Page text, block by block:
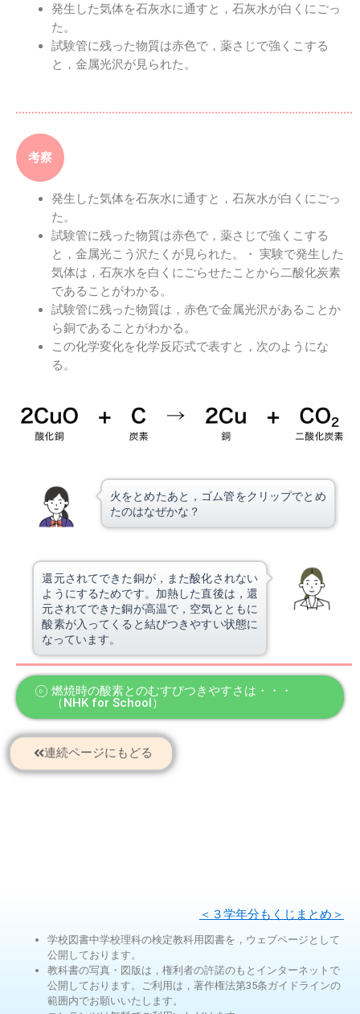
発生した気体を石灰水に通すと，石灰水が白くにごっ
た。
試験管に残った物質は赤色で，薬さじで強くこする
と，金属光沢が見られた。
考察
発生した気体を石灰水に通すと，石灰水が白くにごっ
た。
試験管に残った物質は赤色で，薬さじで強くこする
と，金属光こう沢たくが見られた。・ 実験で発生した
気体は，石灰水を白くにごらせたことから二酸化炭素
であることがわかる。
試験管に残った物質は，赤色で金属光沢があることか
ら銅であることがわかる。
この化学変化を化学反応式で表すと，次のようにな
る。
火をとめたあと，ゴム管をクリップでとめ
たのはなぜかな？
還元されてできた銅が，また酸化されない
ようにするためです。加熱した直後は，還
元されてできた銅が高温で，空気とともに
酸素が入ってくると結びつきやすい状態に
なっています。
燃焼時の酸素とのむすびつきやすさは・・・
（NHK for School）
連続ページにもどる
＜３学年分もくじまとめ＞
学校図書中学校理科の検定教科用図書を，ウェブページとして
公開しております。
教科書の写真・図版は，権利者の許諾のもとインターネットで
公開しております。ご利用は，著作権法第35条ガイドラインの
範囲内でお願いいたします。